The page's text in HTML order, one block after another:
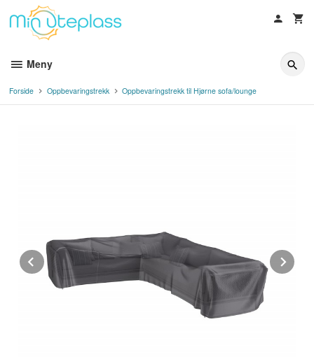
innholdet
Meny
Forside Oppbevaringstrekk Oppbevaringstrekk til Hjørne sofa/lounge
Prev